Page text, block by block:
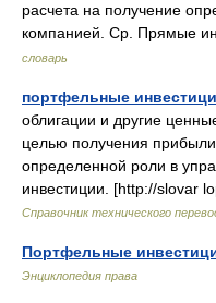
расчета на получение
компанией. Ср. Прямые
словарь
портфельные
облигации и другие
целью получения
определенной роли в
инвестиции. [http://slovar
Справочник технического
Портфельные
Энциклопедия права